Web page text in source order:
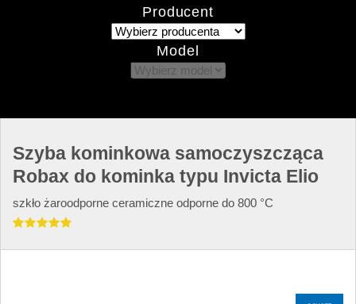
Producent
Model
Szyba kominkowa samoczyszcząca
Robax do kominka typu Invicta Elio
szkło żaroodporne ceramiczne odporne do 800 °C